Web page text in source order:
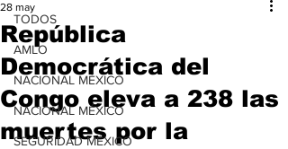
TODOS
AMLO
NACIONAL MÉXICO
NACIONAL MÉXICO
SEGURIDAD MÉXICO
República
Democrática del
Congo eleva a 238 las
muertes por la
28 may